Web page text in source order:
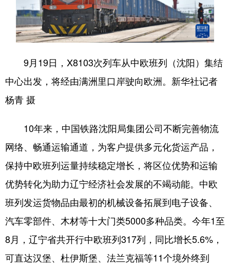
北京 天津 河北 山西
辽宁 吉林 上海 江苏
广东
陕西 甘肃 青海 宁夏
多语种频道
English Español Français عربى
Русский язык 日本語 한국어
9月19日，X8103次列车从中欧班列（沈阳）集结
中心出发，将经由满洲里口岸驶向欧洲。新华社记者
杨青 摄
10年来，中国铁路沈阳局集团公司不断完善物流
网络、畅通运输通道，为客户提供多元化货运产品，
保持中欧班列运量持续稳定增长，将区位优势和运输
优势转化为助力辽宁经济社会发展的不竭动能。中欧
班列发运货物品由最初的机械设备拓展到电子设备、
汽车零部件、木材等十大门类5000多种品类。今年1至
8月，辽宁省共开行中欧班列317列，同比增长5.6%，
可直达汉堡、杜伊斯堡、法兰克福等11个境外终到